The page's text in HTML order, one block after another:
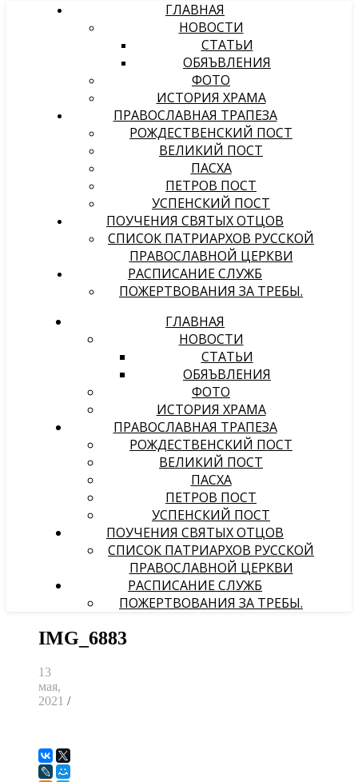
ГЛАВНАЯ
НОВОСТИ
СТАТЬИ
ОБЯЪВЛЕНИЯ
ФОТО
ИСТОРИЯ ХРАМА
ПРАВОСЛАВНАЯ ТРАПЕЗА
РОЖДЕСТВЕНСКИЙ ПОСТ
ВЕЛИКИЙ ПОСТ
ПАСХА
ПЕТРОВ ПОСТ
УСПЕНСКИЙ ПОСТ
ПОУЧЕНИЯ СВЯТЫХ ОТЦОВ
СПИСОК ПАТРИАРХОВ РУССКОЙ
ПРАВОСЛАВНОЙ ЦЕРКВИ
РАСПИСАНИЕ СЛУЖБ
ПОЖЕРТВОВАНИЯ ЗА ТРЕБЫ.
ГЛАВНАЯ
НОВОСТИ
СТАТЬИ
ОБЯЪВЛЕНИЯ
ФОТО
ИСТОРИЯ ХРАМА
ПРАВОСЛАВНАЯ ТРАПЕЗА
РОЖДЕСТВЕНСКИЙ ПОСТ
ВЕЛИКИЙ ПОСТ
ПАСХА
ПЕТРОВ ПОСТ
УСПЕНСКИЙ ПОСТ
ПОУЧЕНИЯ СВЯТЫХ ОТЦОВ
СПИСОК ПАТРИАРХОВ РУССКОЙ
ПРАВОСЛАВНОЙ ЦЕРКВИ
РАСПИСАНИЕ СЛУЖБ
ПОЖЕРТВОВАНИЯ ЗА ТРЕБЫ.
IMG_6883
13
мая,
2021 /